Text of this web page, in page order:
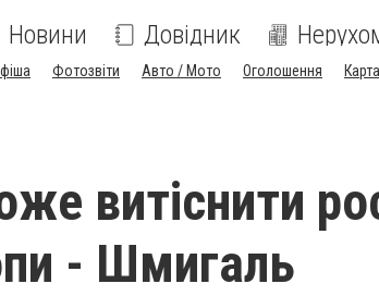
Новини Довідник
Фотозвіти Авто / Мото Оголошення
витіснити
- Шмигаль